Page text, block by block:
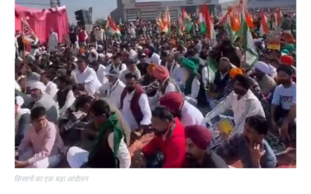
किसानों का एक बड़ा आंदोलन